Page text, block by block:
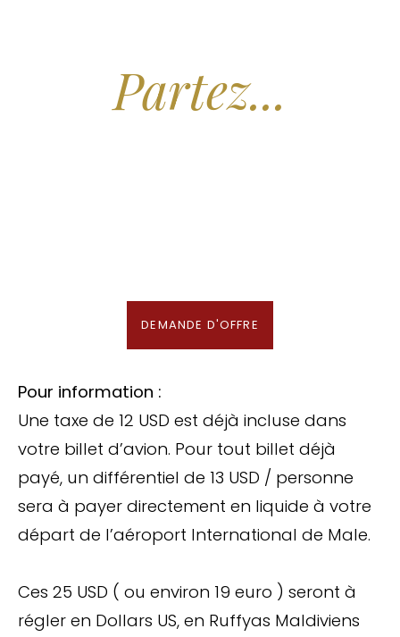
Partez...
DEMANDE D'OFFRE
Pour information :
Une taxe de 12 USD est déjà incluse dans
votre billet d’avion. Pour tout billet déjà
payé, un différentiel de 13 USD / personne
sera à payer directement en liquide à votre
départ de l’aéroport International de Male.
Ces 25 USD ( ou environ 19 euro ) seront à
régler en Dollars US, en Ruffyas Maldiviens